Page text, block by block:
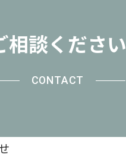
相談ください
CONTACT